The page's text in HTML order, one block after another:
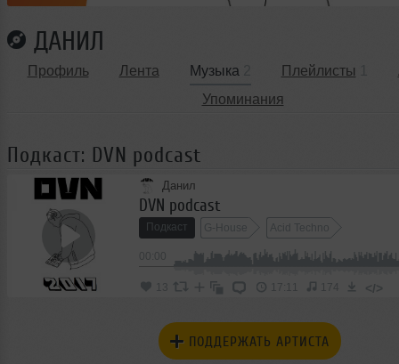
ДАНИЛ
Профиль Лента Музыка Плейлисты
Упоминания
Подкаст: DVN podcast
Данил
DVN podcast
Подкаст G-House Acid Techno
13 17:11 174 </>
ПОДДЕРЖАТЬ АРТИСТА